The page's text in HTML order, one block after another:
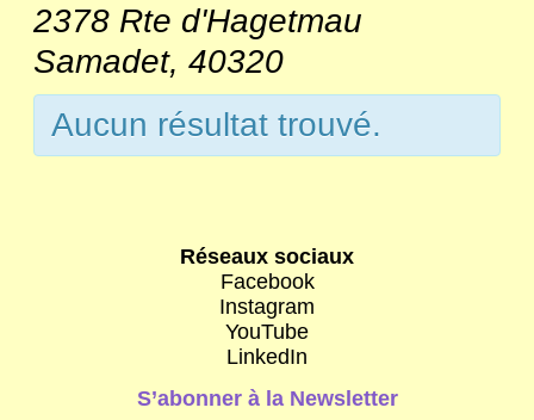
2378 Rte d'Hagetmau
Samadet, 40320
Aucun résultat trouvé.
Réseaux sociaux
Facebook
Instagram
YouTube
LinkedIn
S’abonner à la Newsletter